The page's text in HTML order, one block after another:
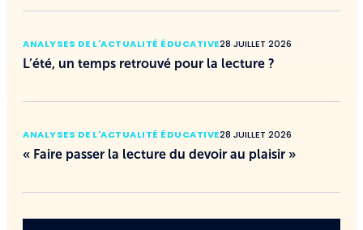
ANALYSES DE L'ACTUALITÉ ÉDUCATIVE28 JUILLET 2026
L’été, un temps retrouvé pour la lecture ?
ANALYSES DE L'ACTUALITÉ ÉDUCATIVE28 JUILLET 2026
« Faire passer la lecture du devoir au plaisir »